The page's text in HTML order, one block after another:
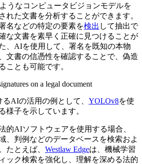
うなコンピュータビジョンモデルを
れた文書を分析することができます。
名などの特定の要素を検出 して抽出で
な文書を素早く正確に見つけることが
、AIを使用して、署名を既知の本物
文書の信憑性を確認することで、偽造
ことも可能です。
AIの活用の例として、 YOLOv8を使
様子を示しています。
的AIソフトウェアを使用する場合、
、判例などのデータベースを検索およ
たとえば、 Westlaw Edgeは、機械学習
ック検索を強化し、理解を深める法的